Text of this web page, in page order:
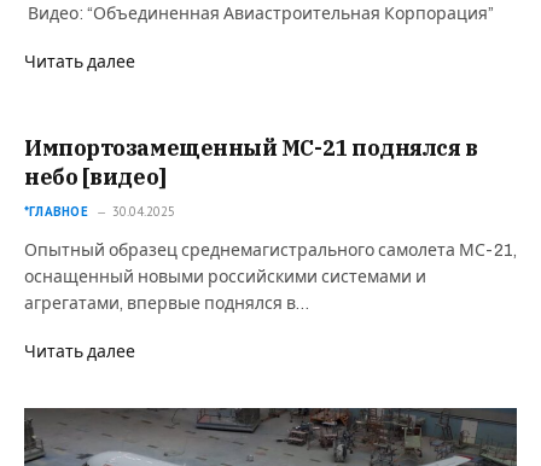
Видео: “Объединенная Авиастроительная Корпорация”
Читать далее
Импортозамещенный МС-21 поднялся в
небо [видео]
*ГЛАВНОЕ 30.04.2025
Опытный образец среднемагистрального самолета МС-21,
оснащенный новыми российскими системами и
агрегатами, впервые поднялся в…
Читать далее